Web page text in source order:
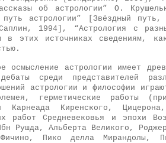
об астрологии” О.
путь астрологии” [Звёздный
1994], “Астрология с
в этих источниках сведениям,
осмысление астрологии имеет
среди представителей
астрологии и философии
герметические работы
Карнеада Киренского,
работ Средневековья и эпохи
Рушда, Альберта Великого,
Пико делла Мирандолы,